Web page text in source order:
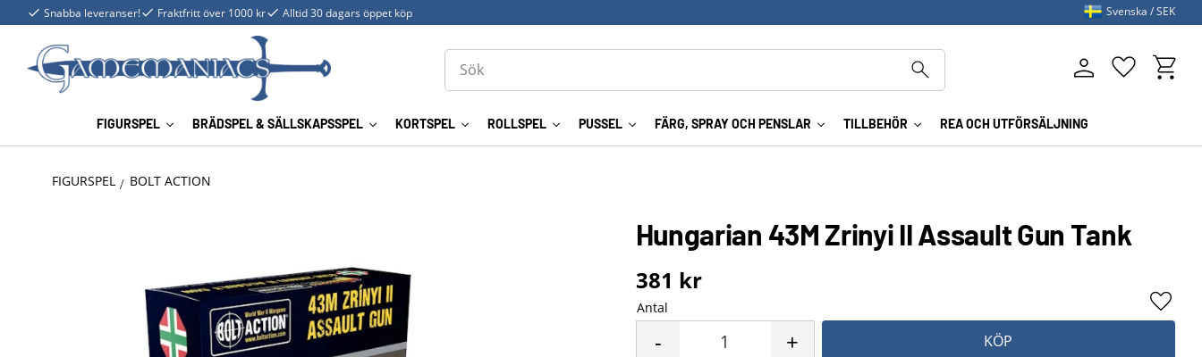
Snabba leveranser! Fraktfritt över 1000 kr Alltid 30 dagars öppet köp
FIGURSPEL BRÄDSPEL & SÄLLSKAPSSPEL KORTSPEL ROLLSPEL PUSSEL FÄRG, SPRAY OCH PENSLAR TILLBEHÖR REA OCH UTFÖRSÄLJNING
Favoriter
Svenska SEK
FIGURSPEL BOLT ACTION
Hungarian 43M Zrinyi II Assault Gun Tank
381 kr
Antal
+
- KÖP
Lägg